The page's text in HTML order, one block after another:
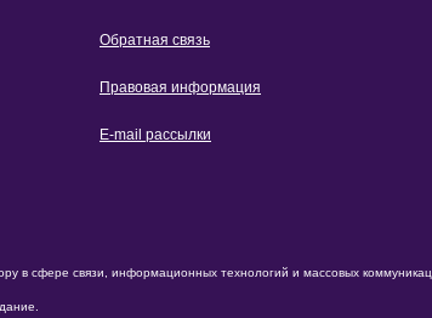
Обратная связь
Правовая информация
E-mail рассылки
в сфере связи, информационных технологий и массовых